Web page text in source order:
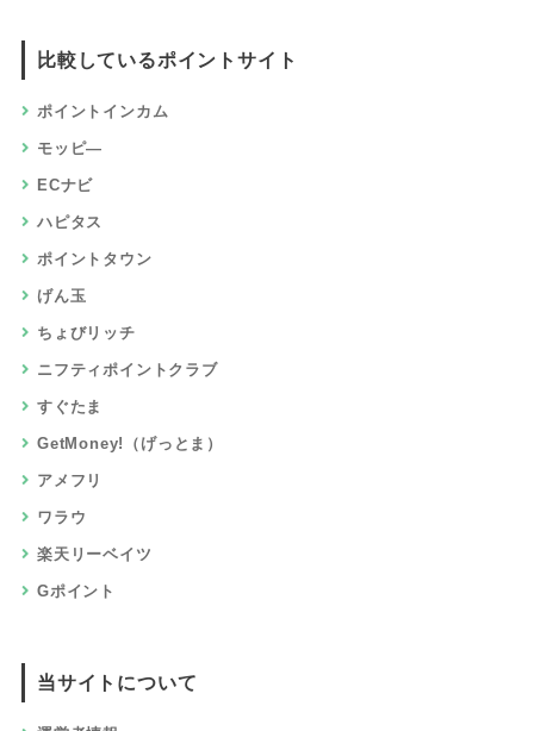
比較しているポイントサイト
ポイントインカム
モッピ―
ECナビ
ハピタス
ポイントタウン
げん玉
ちょびリッチ
ニフティポイントクラブ
すぐたま
GetMoney!（げっとま）
アメフリ
ワラウ
楽天リーベイツ
Gポイント
当サイトについて